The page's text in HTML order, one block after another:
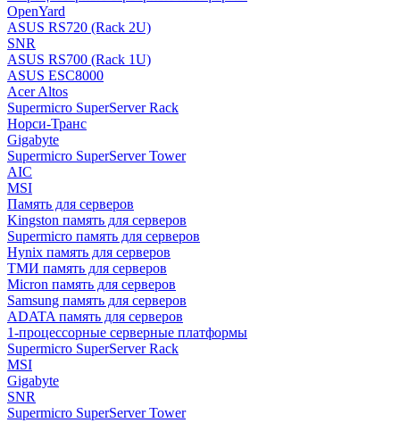
OpenYard
ASUS RS720 (Rack 2U)
SNR
ASUS RS700 (Rack 1U)
ASUS ESC8000
Acer Altos
Supermicro SuperServer Rack
Норси-Транс
Gigabyte
Supermicro SuperServer Tower
AIC
MSI
Память для серверов
Kingston память для серверов
Supermicro память для серверов
Hynix память для серверов
ТМИ память для серверов
Micron память для серверов
Samsung память для серверов
ADATA память для серверов
1-процессорные серверные платформы
Supermicro SuperServer Rack
MSI
Gigabyte
SNR
Supermicro SuperServer Tower